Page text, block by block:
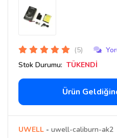
(5)
Stok Durumu: TÜKENDİ
Ürün
UWELL - uwell-caliburn-ak2